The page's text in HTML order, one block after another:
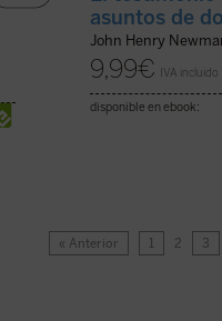
asuntos de
John Henry
9,99€ IVA incluido
disponible en ebook:
« Anterior 1 2 3